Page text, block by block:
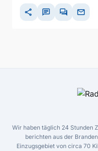
share chat forum mail
Wir haben täglich 24 Stunden
berichten aus der
Einzugsgebiet von circa 70